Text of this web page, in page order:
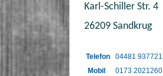
Karl-Schiller Str. 4
26209 Sandkrug
Telefon
04481 937721
Mobil
0173 2021260